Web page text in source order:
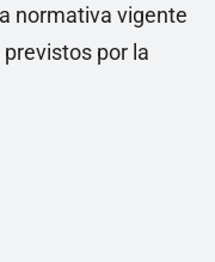
normativa vigente
por la